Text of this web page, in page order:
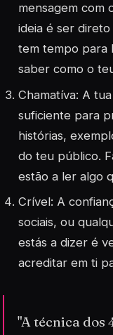
mensagem com
ideia é ser
tem tempo para
saber como o
Chamatíva: A
suficiente para
histórias,
do teu público.
estão a ler algo
Crível: A
sociais, ou
estás a dizer é
acreditar em ti
"A técnica dos